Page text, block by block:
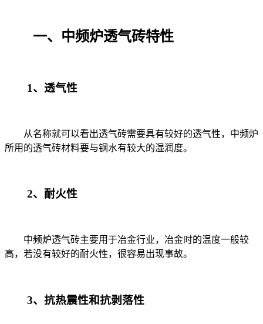
一、中频炉透气砖特性
1、 透气性
从名称就可以看出透气砖需要具有较好的透气性，中频炉
所用的透气砖材料要与钢水有较大的湿润度。
2、 耐火性
中频炉透气砖主要用于冶金行业，冶金时的温度一般较
高，若没有较好的耐火性，很容易出现事故。
3、 抗热震性和抗剥落性